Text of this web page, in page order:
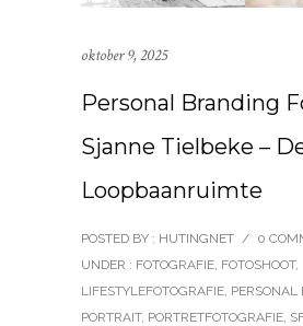
oktober 9, 2025
Personal Branding
Sjanne Tielbeke –
Loopbaanruimte
POSTED BY : HUTINGNET / 0
UNDER : FOTOGRAFIE, FOTOSHOOT,
LIFESTYLEFOTOGRAFIE, PERSONAL
PORTRAIT, PORTRETFOTOGRAFIE,